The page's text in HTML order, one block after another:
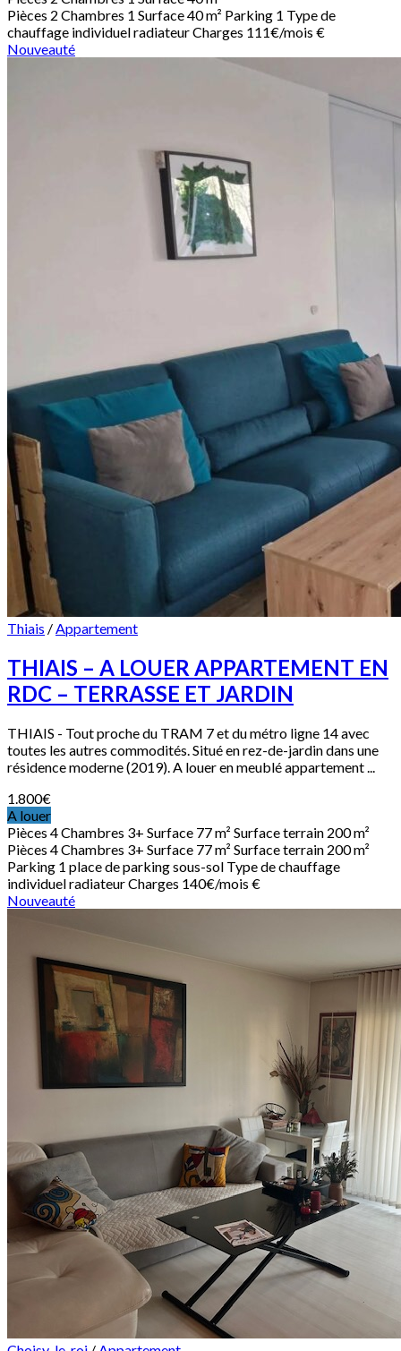
Pièces 2 Chambres 1 Surface40 m² Parking 1 Type de
chauffage individuel radiateurCharges 111€/mois €
Nouveauté
Thiais /Appartement
THIAIS – A LOUER APPARTEMENT EN
RDC – TERRASSE ET JARDIN
THIAIS - Tout proche du TRAM 7 et du métro ligne 14 avec
toutes les autres commodités. Situé en rez-de-jardin dans une
résidence moderne (2019). A louer en meublé appartement ...
1.800€
A louer
Pièces 4Chambres 3+ Surface 77 m² Surface terrain 200 m²
Pièces 4Chambres 3+ Surface 77 m² Surface terrain 200 m²
Parking 1 place de parking sous-sol Type de chauffage
individuel radiateurCharges 140€/mois €
Nouveauté